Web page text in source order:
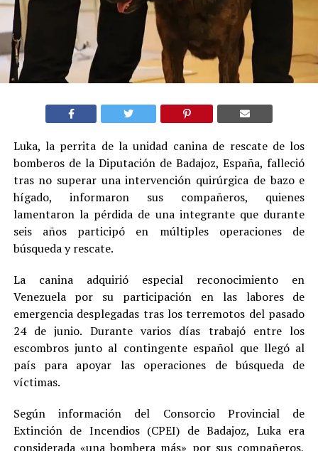
Luka, la perrita de la unidad canina de rescate de los
bomberos de la Diputación de Badajoz, España, falleció
tras no superar una intervención quirúrgica de bazo e
hígado, informaron sus compañeros, quienes
lamentaron la pérdida de una integrante que durante
seis años participó en múltiples operaciones de
búsqueda y rescate.
La canina adquirió especial reconocimiento en
Venezuela por su participación en las labores de
emergencia desplegadas tras los terremotos del pasado
24 de junio. Durante varios días trabajó entre los
escombros junto al contingente español que llegó al
país para apoyar las operaciones de búsqueda de
víctimas.
Según información del Consorcio Provincial de
Extinción de Incendios (CPEI) de Badajoz, Luka era
considerada «una bombera más» por sus compañeros,